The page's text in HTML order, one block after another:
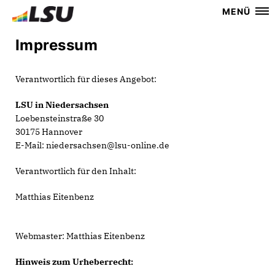
MENÜ
Impressum
Verantwortlich für dieses Angebot:
LSU in Niedersachsen
Loebensteinstraße 30
30175 Hannover
E-Mail: niedersachsen@lsu-online.de
Verantwortlich für den Inhalt:
Matthias Eitenbenz
Webmaster: Matthias Eitenbenz
Hinweis zum Urheberrecht: